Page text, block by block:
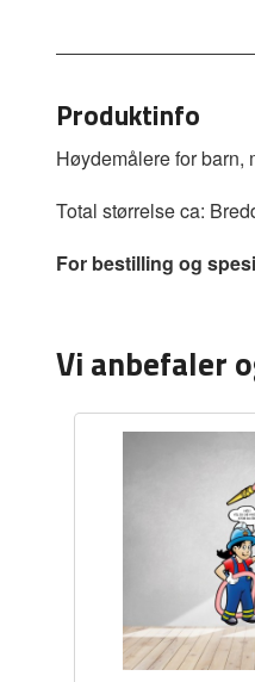
Produktinfo
Høydemålere for barn,
Total størrelse ca:
For bestilling og
Vi anbefaler